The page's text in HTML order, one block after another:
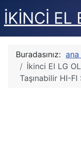
İKİNCİ EL
Buradasınız:
İkinci El LG
Taşınabilir HI-FI